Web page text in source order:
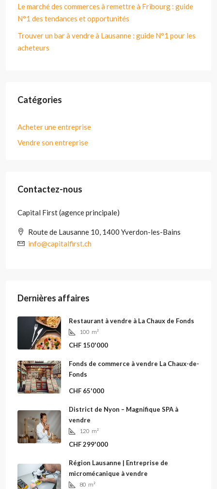
Le marché des commerces à remettre à Fribourg : guide
N°1 des tendances et opportunités
Trouver un bar à vendre à Lausanne : guide N°1 pour les
acheteurs
Catégories
Acheter une entreprise
Vendre son entreprise
Contactez-nous
Capital First (agence principale)
Route de Lausanne 10, 1400 Yverdon-les-Bains
info@capitalfirst.ch
Dernières affaires
Restaurant à vendre à La Chaux de Fonds
100 m²
CHF 150'000
Fonds de commerce à vendre La Chaux-de-
Fonds
CHF 65'000
District de Nyon – Magnifique SPA à
vendre
120 m²
CHF 299'000
Région Lausanne | Entreprise de
micromécanique à vendre
80 m²